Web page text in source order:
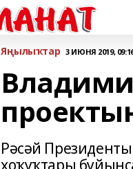
Яңылыҡтар 3 ИЮНЯ 2019,
Рәсәй
хоҡуҡтары